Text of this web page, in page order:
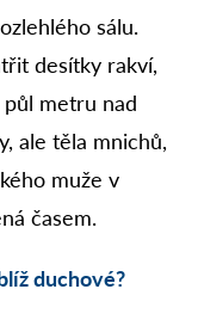
sálu.
desítky rakví,
metru nad
ale těla mnichů,
muže v
časem.
duchové?